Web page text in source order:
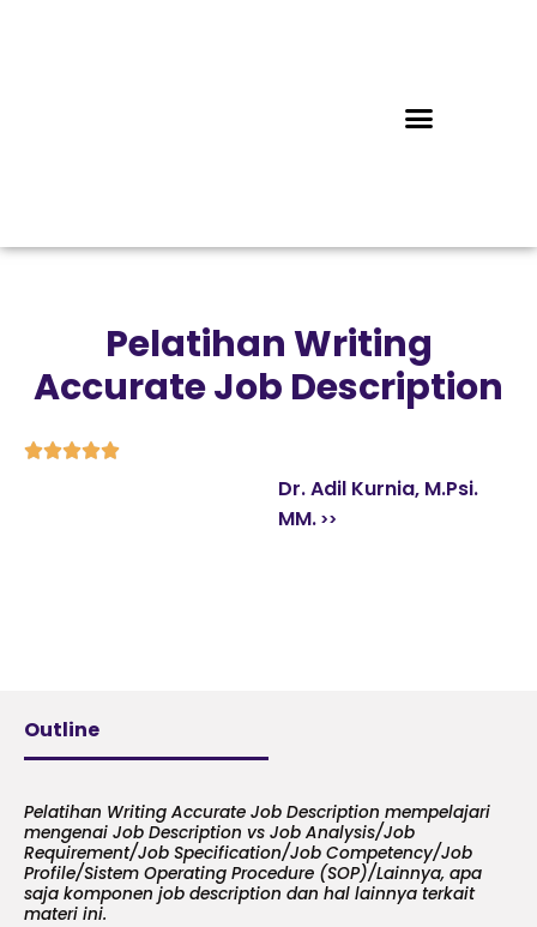
Pelatihan Writing
Accurate Job Description

Dr. Adil Kurnia, M.Psi.
MM.
Outline
Pelatihan Writing Accurate Job Description mempelajari
mengenai Job Description vs Job Analysis/Job
Requirement/Job Specification/Job Competency/Job
Profile/Sistem Operating Procedure (SOP)/Lainnya, apa
saja komponen job description dan hal lainnya terkait
materi ini.